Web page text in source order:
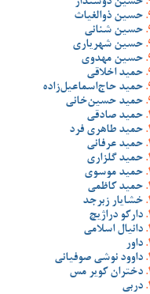
حسین ذوالغیاث
حسین شنانی
حسین شهریاری
حسین مهدوی
حمید اخلاقی
حمید حاج‌اسماعیل‌زاده
حمید حسین‌خانی
حمید صادقی
حمید طاهری فرد
حمید عرفانی
حمید گلزاری
حمید موسوی
حمید کاظمی
خشایار زبرجد
دارکو دراژیچ
دانیال اسلامی
داور
داوود نوشی صوفیانی
دختران کویر مس
دربی